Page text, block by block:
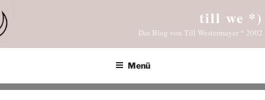
Inhalt
springen
till we *)
Das Blog von Till Westermayer * 2002
Menü